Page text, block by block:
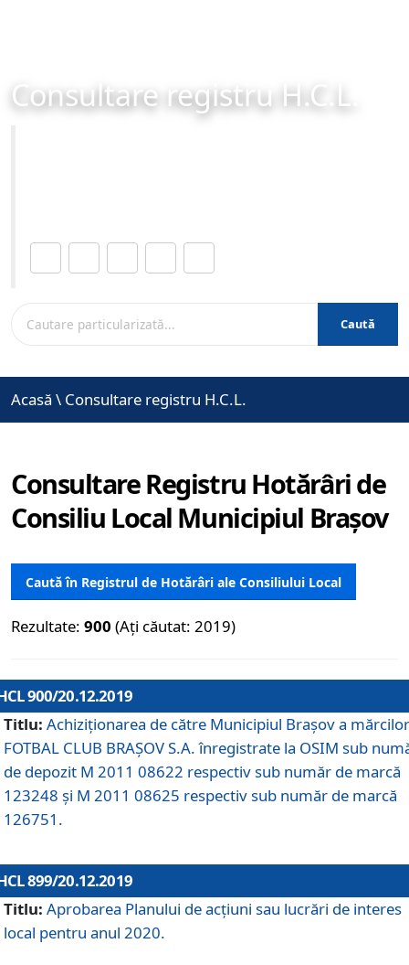
Consultare registru H.C.L.
Caută
Acasă \ Consultare registru H.C.L.
Consultare Registru Hotărâri de
Consiliu Local Municipiul Brașov
Caută în Registrul de Hotărâri ale Consiliului Local
Rezultate: 900 (Ați căutat: 2019)
900/20.12.2019
Titlu: Achiziționarea de către Municipiul Brașov a mărcilor
FOTBAL CLUB BRAȘOV S.A. înregistrate la OSIM sub
de depozit M 2011 08622 respectiv sub număr de marcă
123248 și M 2011 08625 respectiv sub număr de marcă
126751.
899/20.12.2019
Titlu: Aprobarea Planului de acţiuni sau lucrări de interes
local pentru anul 2020.